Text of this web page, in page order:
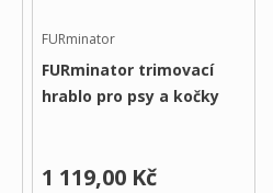
FURminator
FURminator trimovací
hrablo pro psy a kočky
1 119,00 Kč